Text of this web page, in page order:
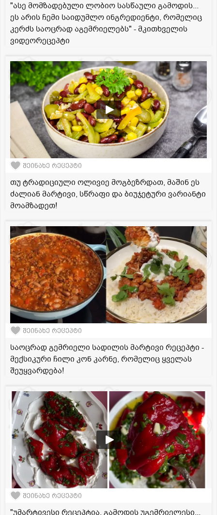
"ასე მომზადებული ლობიო სასწაული გამოდის...
ეს არის ჩემი საიდუმლო ინგრედიენტი, რომელიც
კერძს საოცრად აგემრიელებს" - მკითხველის
ვიდეორეცეპტი
შეინახე რეცეპტი
თუ ტრადიციული ოლივიე მოგბეზრდათ, მაშინ ეს
ძალიან მარტივი, სწრაფი და ბიუჯეტური ვარიანტი
მოამზადეთ!
შეინახე რეცეპტი
საოცრად გემრიელი სადილის მარტივი რეცეპტი -
მექსიკური ჩილი კონ კარნე, რომელიც ყველას
შეუყვარდება!
შეინახე რეცეპტი
"უმარტივესი რეცეპტია, გამოდის უგემრიელესი...